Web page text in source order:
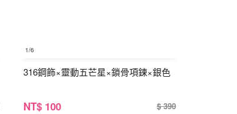
1/6
316鋼飾×靈動五芒星×鎖骨項鍊×銀色
NT$ 100 $ 390